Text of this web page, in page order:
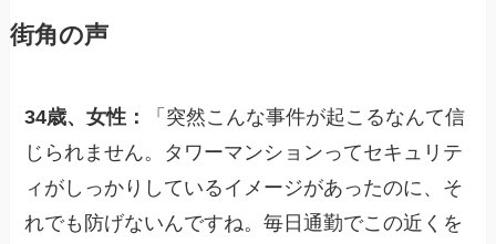
街角の声
34歳、女性：
「突然こんな事件が起こるなんて信
じられません。タワーマンションってセキュリテ
ィがしっかりしているイメージがあったのに、そ
れでも防げないんですね。毎日通勤でこの近くを